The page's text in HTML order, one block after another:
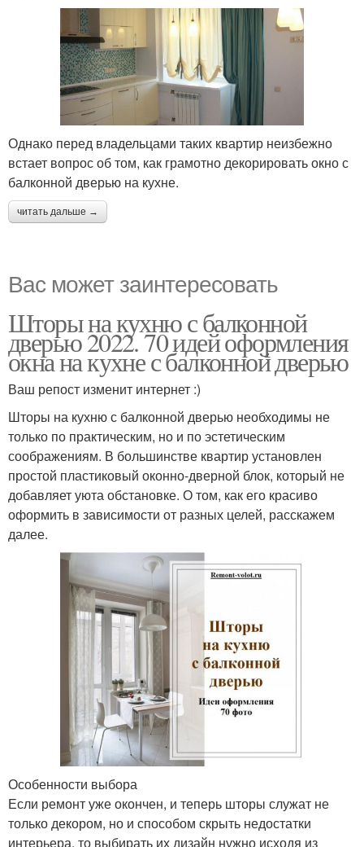
Однако перед владельцами таких квартир неизбежно
встает вопрос об том, как грамотно декорировать окно с
балконной дверью на кухне.
читать дальше →
Вас может заинтересовать
Шторы на кухню с балконной
дверью 2022. 70 идей оформления
окна на кухне с балконной дверью
Ваш репост изменит интернет :)
Шторы на кухню с балконной дверью необходимы не
только по практическим, но и по эстетическим
соображениям. В большинстве квартир установлен
простой пластиковый оконно-дверной блок, который не
добавляет уюта обстановке. О том, как его красиво
оформить в зависимости от разных целей, расскажем
далее.
Особенности выбора
Если ремонт уже окончен, и теперь шторы служат не
только декором, но и способом скрыть недостатки
интерьера, то выбирать их дизайн нужно исходя из